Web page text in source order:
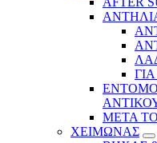
ΜΕΤΑ
ΧΕΙΜΩΝΑΣ